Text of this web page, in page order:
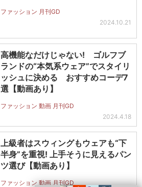
ファッション 月刊GD
2024.10.21
高機能なだけじゃない! ゴルフブ
ランドの“本気系ウェア”でスタイリ
ッシュに決める おすすめコーデ7
選【動画あり】
ファッション 動画 月刊GD
2024.4.18
上級者はスウィングもウェアも“下
半身”を重視! 上手そうに見えるパン
ツ選び【動画あり】
ファッション 動画 月刊GD